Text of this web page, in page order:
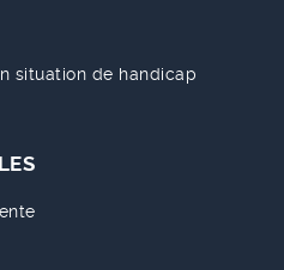
situation de handicap